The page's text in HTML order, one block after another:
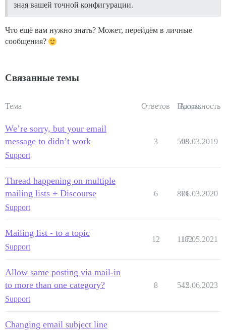
зная вашей точной конфигурации.
Что ещё вам нужно знать? Может, перейдём в личные
сообщения?
Связанные темы
Тема Ответов Просм.
Активность
We’re sorry, but your email
message to didn’t work
Support
3 598
09.03.2019
Thread happening on multiple
mailing lists + Discourse
Support
6 871
06.03.2020
Mailing list - to a topic
Support
12 1182
17.05.2021
Allow same posting via mail-in
to more than one category?
Support
8 542
15.06.2023
Changing email subject line